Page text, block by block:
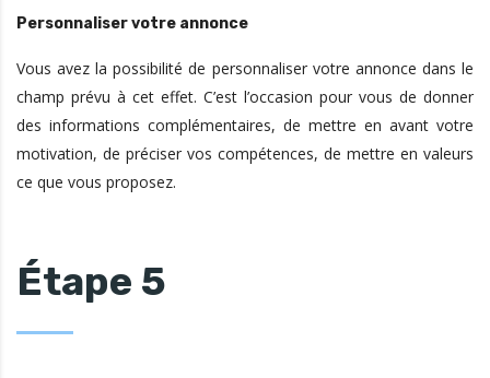
Personnaliser votre annonce
Vous avez la possibilité de personnaliser votre annonce dans le
champ prévu à cet effet. C’est l’occasion pour vous de donner
des informations complémentaires, de mettre en avant votre
motivation, de préciser vos compétences, de mettre en valeurs
ce que vous proposez.
Étape 5